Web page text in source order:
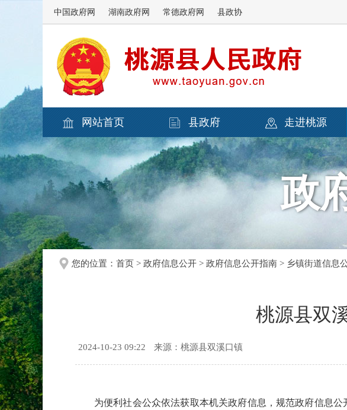
中国政府网 湖南政府网 常德政府网 县政协
网站首页 县政府 走进桃源
政
您的位置： 首页 > 政府信息公开 > 政府信息公开指南 > 乡镇街道信息
桃源县双
2024-10-23 09:22 来源：桃源县双溪口镇
为便利社会公众依法获取本机关政府信息，规范政府信息